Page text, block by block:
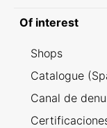
Of interest
Shops
Catalogue
Canal de